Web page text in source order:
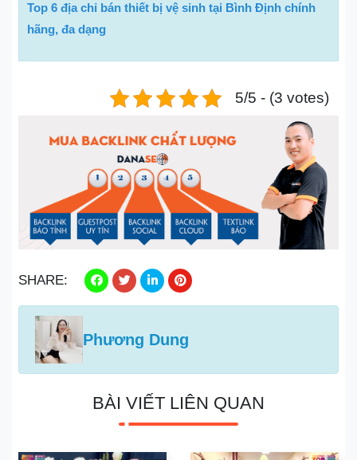
Top 6 địa chỉ bán thiết bị vệ sinh tại Bình Định chính
hãng, đa dạng
5/5 - (3 votes)
SHARE:
Phương Dung
BÀI VIẾT LIÊN QUAN